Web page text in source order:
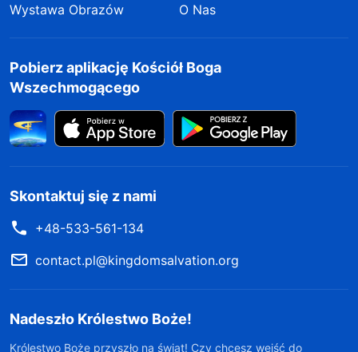
Wystawa Obrazów
O Nas
Pobierz aplikację Kościół Boga
Wszechmogącego
Skontaktuj się z nami
+48-533-561-134
contact.pl@kingdomsalvation.org
Nadeszło Królestwo Boże!
Królestwo Boże przyszło na świat! Czy chcesz wejść do